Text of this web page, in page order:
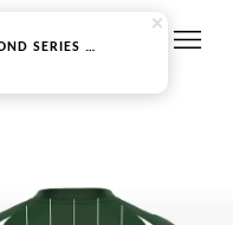
MSSPk ATHLETICS BEYOND SERIES - PREORDER